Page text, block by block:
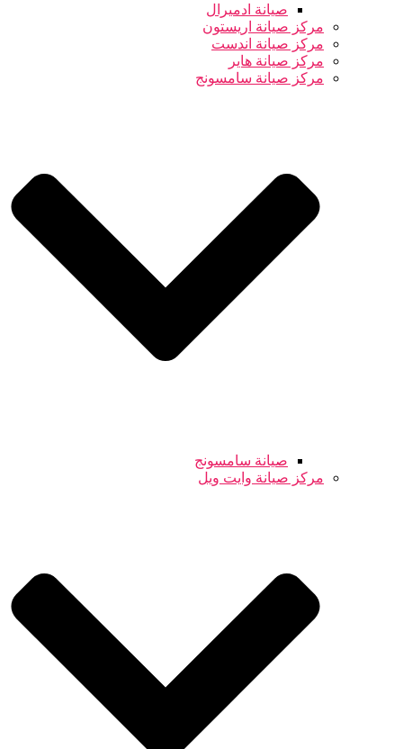
صيانة ادميرال
مركز صيانة اريستون
مركز صيانة اندست
مركز صيانة هاير
مركز صيانة سامسونج
صيانة سامسونج
مركز صيانة وايت ويل